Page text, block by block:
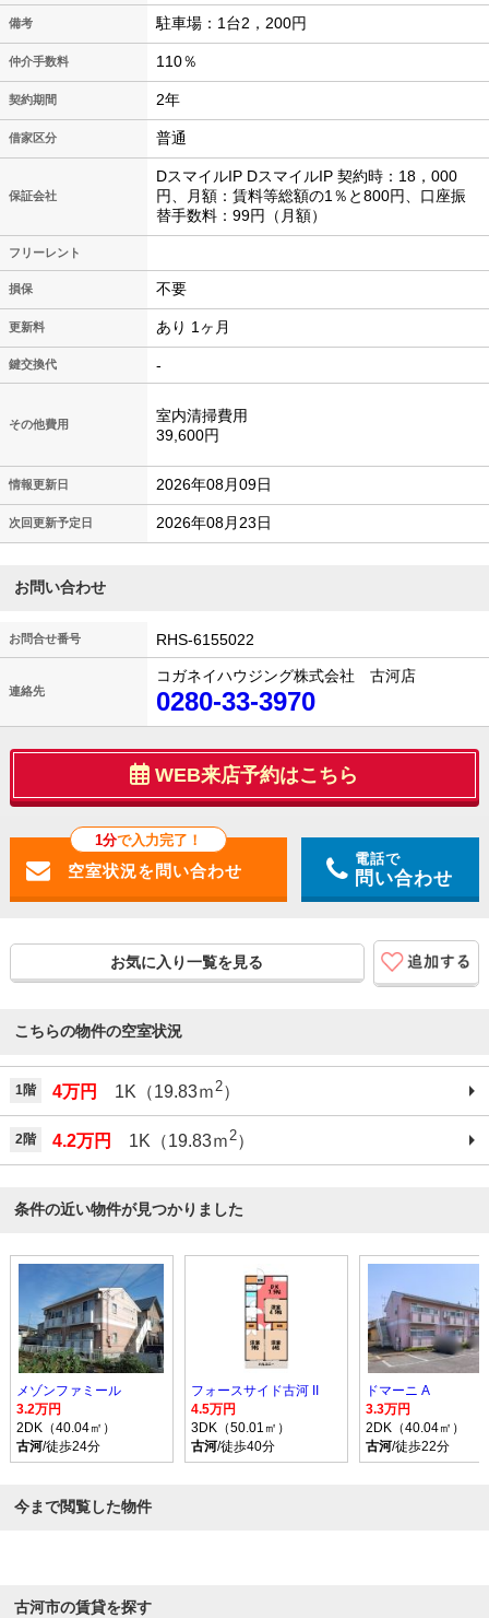
備考 駐車場：1台2，200円
仲介手数料 110％
契約期間 2年
借家区分 普通
保証会社
DスマイルIP DスマイルIP 契約時：18，000
円、月額：賃料等総額の1％と800円、口座振
替手数料：99円（月額）
フリーレント
損保 不要
更新料 あり 1ヶ月
鍵交換代 -
その他費用
室内清掃費用
39,600円
情報更新日 2026年08月09日
次回更新予定日 2026年08月23日
お問い合わせ
お問合せ番号 RHS-6155022
連絡先
コガネイハウジング株式会社 古河店
0280-33-3970
WEB来店予約はこちら
1分で入力完了！
電話で
問い合わせ
お気に入り一覧を見る
こちらの物件の空室状況
1階 4万円 1K（19.83ｍ 2）
2階 4.2万円 1K（19.83ｍ 2）
条件の近い物件が見つかりました
メゾンファミール
3.2万円
2DK（40.04㎡）
古河/徒歩24分
フォースサイド古河 II
4.5万円
3DK（50.01㎡）
古河/徒歩40分
ドマーニ A
3.3万円
2DK（40.04㎡）
古河/徒歩22分
今まで閲覧した物件
古河市の賃貸を探す